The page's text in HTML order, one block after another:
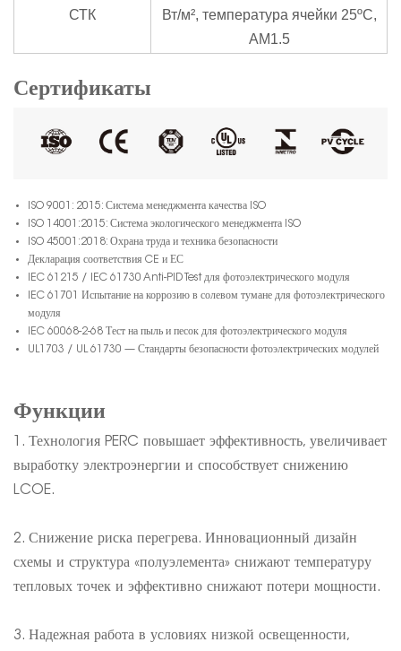
СТК
Вт/м², температура ячейки 25ºC,
AM1.5
Сертификаты
ISO 9001: 2015: Система менеджмента качества ISO
ISO 14001:2015: Система экологического менеджмента ISO
ISO 45001:2018: Охрана труда и техника безопасности
Декларация соответствия CE и ЕС
IEC 61215 / IEC 61730 Anti-PID Test для фотоэлектрического модуля
IEC 61701 Испытание на коррозию в солевом тумане для фотоэлектрического
модуля
IEC 60068-2-68 Тест на пыль и песок для фотоэлектрического модуля
UL1703 / UL 61730 — Стандарты безопасности фотоэлектрических модулей
Функции
1. Технология PERC повышает эффективность, увеличивает
выработку электроэнергии и способствует снижению
LCOE.
2. Снижение риска перегрева. Инновационный дизайн
схемы и структура «полуэлемента» снижают температуру
тепловых точек и эффективно снижают потери мощности.
3. Надежная работа в условиях низкой освещенности,